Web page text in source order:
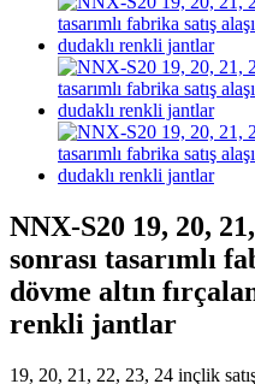
NNX-S20 19, 20,
sonrası tasarımlı
dövme altın
renkli jantlar
19, 20, 21, 22, 23, 24 inçlik